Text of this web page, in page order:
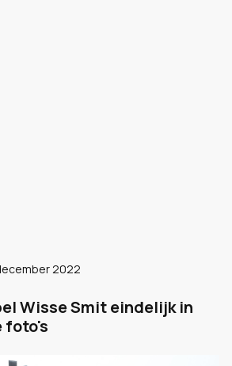
2022
Wisse Smit eindelijk in
foto's